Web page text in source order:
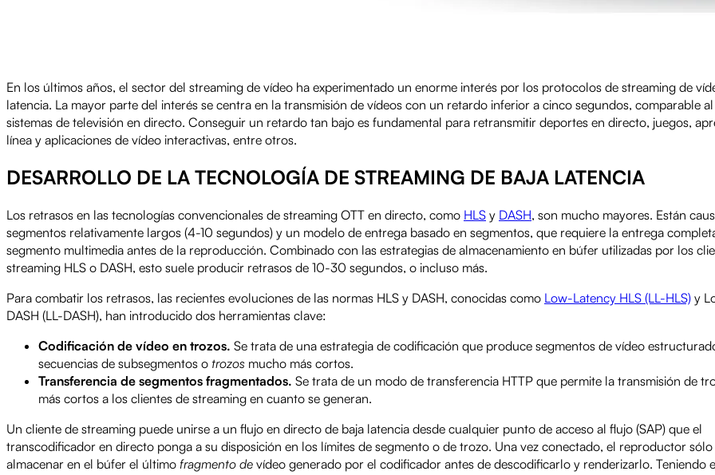
En los últimos años, el sector del streaming de vídeo ha experimentado un enorme interés por los protocolos de streaming de
latencia. La mayor parte del interés se centra en la transmisión de vídeos con un retardo inferior a cinco segundos, comparable
sistemas de televisión en directo. Conseguir un retardo tan bajo es fundamental para retransmitir deportes en directo, juegos,
línea y aplicaciones de vídeo interactivas, entre otros.
DESARROLLO DE LA TECNOLOGÍA DE STREAMING DE BAJA LATENCIA
Los retrasos en las tecnologías convencionales de streaming OTT en directo, como HLS y DASH, son mucho mayores. Están
segmentos relativamente largos (4-10 segundos) y un modelo de entrega basado en segmentos, que requiere la entrega
segmento multimedia antes de la reproducción. Combinado con las estrategias de almacenamiento en búfer utilizadas por los
streaming HLS o DASH, esto suele producir retrasos de 10-30 segundos, o incluso más.
Para combatir los retrasos, las recientes evoluciones de las normas HLS y DASH, conocidas como Low-Latency HLS (LL-HLS) y
DASH (LL-DASH), han introducido dos herramientas clave:
Codificación de vídeo en trozos. Se trata de una estrategia de codificación que produce segmentos de vídeo
secuencias de subsegmentos o trozos mucho más cortos.
Transferencia de segmentos fragmentados. Se trata de un modo de transferencia HTTP que permite la transmisión de
más cortos a los clientes de streaming en cuanto se generan.
Un cliente de streaming puede unirse a un flujo en directo de baja latencia desde cualquier punto de acceso al flujo (SAP) que el
transcodificador en directo ponga a su disposición en los límites de segmento o de trozo. Una vez conectado, el reproductor
almacenar en el búfer el último fragmento de vídeo generado por el codificador antes de descodificarlo y renderizarlo. Teniendo